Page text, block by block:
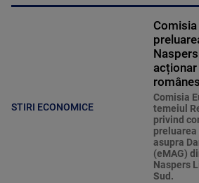
STIRI ECONOMICE
Comisia
temeiul
privind
asupra
(eMAG)
Naspers
Sud.